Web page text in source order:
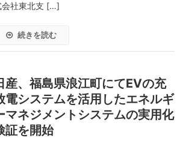
会社東北支 […]
続きを読む
産、福島県浪江町にてEVの充
電システムを活用したエネルギ
マネジメントシステムの実用化
証を開始